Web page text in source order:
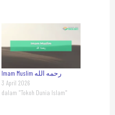
Imam Muslim رحمه الله
3 April 2026
dalam "Tokoh Dunia Islam"